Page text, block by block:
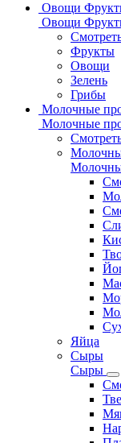
Овощи
Овощи
Фрукты
Овощи
Зелень
Грибы
Молочные
Молочные
Яйца
Сыры
Сыры